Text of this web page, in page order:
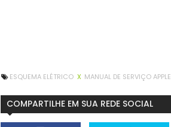
ESQUEMA ELÉTRICO X MANUAL DE SERVIÇO APPLE
COMPARTILHE EM SUA REDE SOCIAL